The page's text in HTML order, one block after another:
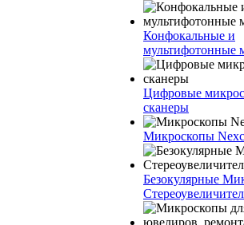
Конфокальные и
мультифотонные
Цифровые
сканеры
Микроскопы
Безокулярные